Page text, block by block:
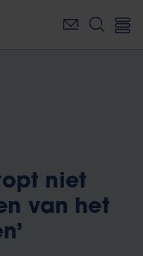
niet
van het